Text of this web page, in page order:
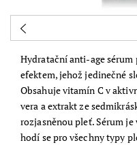
Hydratační anti-age
efektem, jehož jedinečné
Obsahuje vitamín C v
vera a extrakt ze
rozjasněnou pleť. Sérum
hodí se pro všechny typy